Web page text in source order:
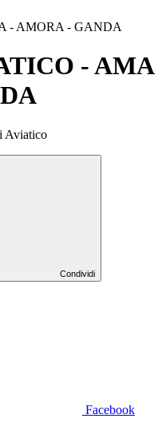
- AMORA - GANDA
- AMA
Aviatico
Condividi
Facebook